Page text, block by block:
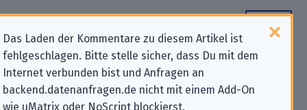
Das Laden der Kommentare zu diesem Artikel ist
fehlgeschlagen. Bitte stelle sicher, dass Du mit dem
Internet verbunden bist und Anfragen an
backend.datenanfragen.de nicht mit einem Add-On
wie uMatrix oder NoScript blockierst.
Datenschutz-Kontaktdaten für
„SNCF Connect“